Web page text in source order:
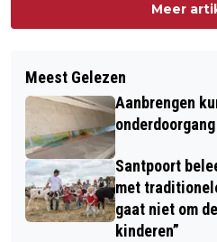
Meer
Meest Gelezen
Aanbrengen
Santpoort
met
gaat niet om
kinderen”